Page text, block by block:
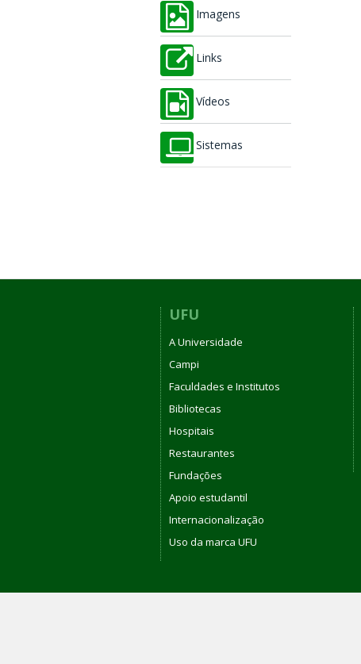
Imagens
Links
Vídeos
Sistemas
UFU
A Universidade
Campi
Faculdades e Institutos
Bibliotecas
Hospitais
Restaurantes
Fundações
Apoio estudantil
Internacionalização
Uso da marca UFU